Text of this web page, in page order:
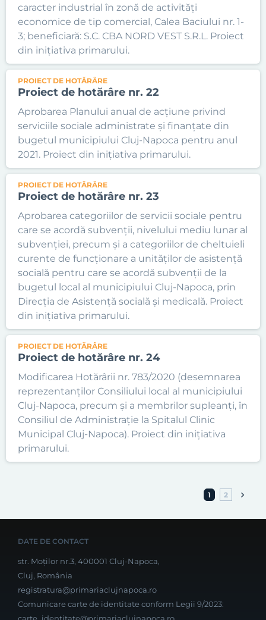
caracter industrial în zonă de activități
economice de tip comercial, Calea Baciului nr. 1-
3; beneficiară: S.C. CBA NORD VEST S.R.L. Proiect
din inițiativa primarului.
PROIECT DE HOTĂRÂRE
Proiect de hotărâre nr. 22
Aprobarea Planului anual de acțiune privind
serviciile sociale administrate și finanțate din
bugetul municipiului Cluj-Napoca pentru anul
2021. Proiect din inițiativa primarului.
PROIECT DE HOTĂRÂRE
Proiect de hotărâre nr. 23
Aprobarea categoriilor de servicii sociale pentru
care se acordă subvenții, nivelului mediu lunar al
subvenției, precum și a categoriilor de cheltuieli
curente de funcționare a unităților de asistență
socială pentru care se acordă subvenții de la
bugetul local al municipiului Cluj-Napoca, prin
Direcția de Asistență socială și medicală. Proiect
din inițiativa primarului.
PROIECT DE HOTĂRÂRE
Proiect de hotărâre nr. 24
Modificarea Hotărârii nr. 783/2020 (desemnarea
reprezentanților Consiliului local al municipiului
Cluj-Napoca, precum și a membrilor supleanți, în
Consiliul de Administrație la Spitalul Clinic
Municipal Cluj-Napoca). Proiect din inițiativa
primarului.
1 2
DATE DE CONTACT
str. Moților nr.3, 400001 Cluj-Napoca,
Cluj, România
registratura@primariaclujnapoca.ro
Comunicare carte de identitate conform Legii 9/2023: